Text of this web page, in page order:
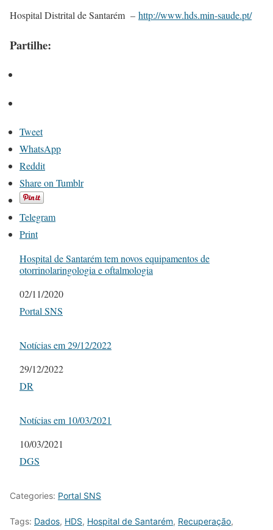
Hospital Distrital de Santarém – http://www.hds.min-saude.pt/
Partilhe:
Tweet
WhatsApp
Reddit
Share on Tumblr
Telegram
Print
Hospital de Santarém tem novos equipamentos de
otorrinolaringologia e oftalmologia
Date
02/11/2020
In relation to
Portal SNS
Notícias em 29/12/2022
Date
29/12/2022
In relation to
DR
Notícias em 10/03/2021
Date
10/03/2021
In relation to
DGS
Categories: Portal SNS
Tags: Dados, HDS, Hospital de Santarém, Recuperação,